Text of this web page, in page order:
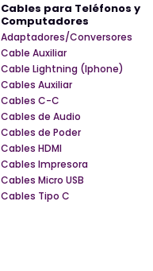
Cables para Teléfonos y
Computadores
Adaptadores/Conversores
Cable Auxiliar
Cable Lightning (Iphone)
Cables Auxiliar
Cables C-C
Cables de Audio
Cables de Poder
Cables HDMI
Cables Impresora
Cables Micro USB
Cables Tipo C